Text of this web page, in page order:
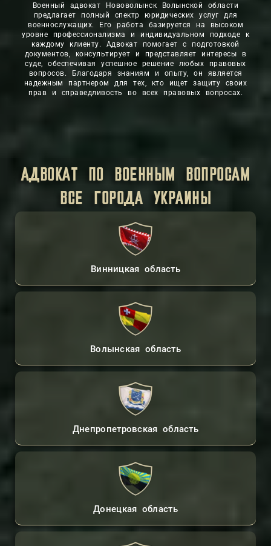
Военный адвокат Нововолынск Волынской области
предлагает полный спектр юридических услуг для
военнослужащих. Его работа базируется на высоком
уровне профессионализма и индивидуальном подходе к
каждому клиенту. Адвокат помогает с подготовкой
документов, консультирует и представляет интересы в
суде, обеспечивая успешное решение любых правовых
вопросов. Благодаря знаниям и опыту, он является
надежным партнером для тех, кто ищет защиту своих
прав и справедливость во всех правовых вопросах.
АДВОКАТ ПО ВОЕННЫМ ВОПРОСАМ
ВСЕ ГОРОДА УКРАИНЫ
Винницкая область
Волынская область
Днепропетровская область
Донецкая область